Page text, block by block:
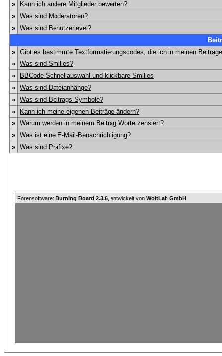
»
Kann ich andere Mitglieder bewerten?
» Was sind Moderatoren?
» Was sind Benutzerlevel?
» Gibt es bestimmte Textformatierungscodes, die ich in meinen
» Was sind Smilies?
»
BBCode Schnellauswahl und klickbare Smilies
» Was sind Dateianhänge?
» Was sind Beitrags-Symbole?
»
Kann ich meine eigenen Beiträge ändern?
» Warum werden in meinem Beitrag Worte zensiert?
» Was ist eine E-Mail-Benachrichtigung?
» Was sind Präfixe?
Forensoftware: Burning Board 2.3.6 , entwickelt von WoltLab GmbH